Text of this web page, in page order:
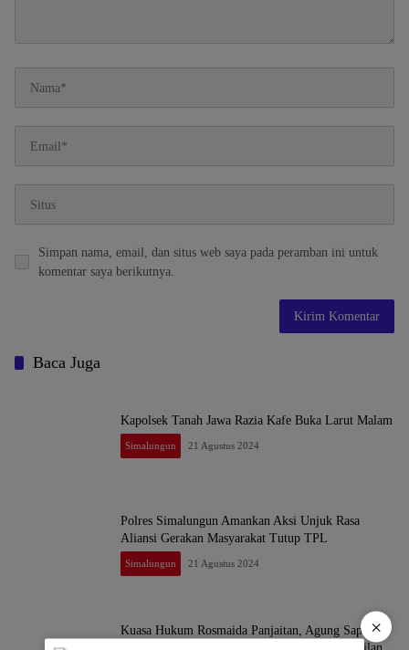
Simpan nama, email, dan situs web saya pada peramban ini untuk
komentar saya berikutnya.
Baca Juga
Kapolsek Tanah Jawa Razia Kafe Buka Larut Malam
Simalungun 21 Agustus 2024
Polres Simalungun Amankan Aksi Unjuk Rasa
Aliansi Gerakan Masyarakat Tutup TPL
Simalungun 21 Agustus 2024
Kuasa Hukum Rosmaida Panjaitan, Agung Saputra
×